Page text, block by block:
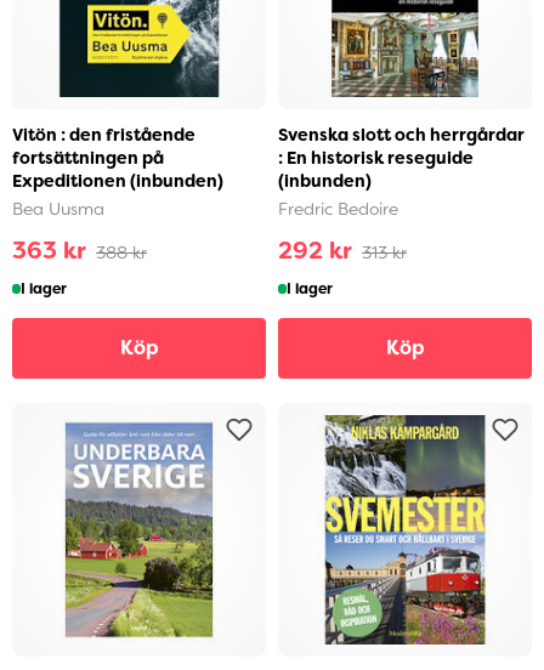
Vitön : den fristående
fortsättningen på
Expeditionen (inbunden)
Bea Uusma
363 kr 388 kr
I lager
Köp
Svenska slott och herrgårdar
: En historisk reseguide
(inbunden)
Fredric Bedoire
292 kr 313 kr
I lager
Köp